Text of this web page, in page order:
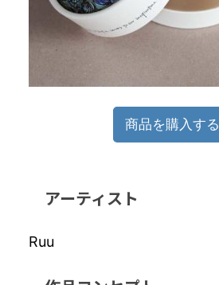
商品を購入する
アーティスト
Ruu